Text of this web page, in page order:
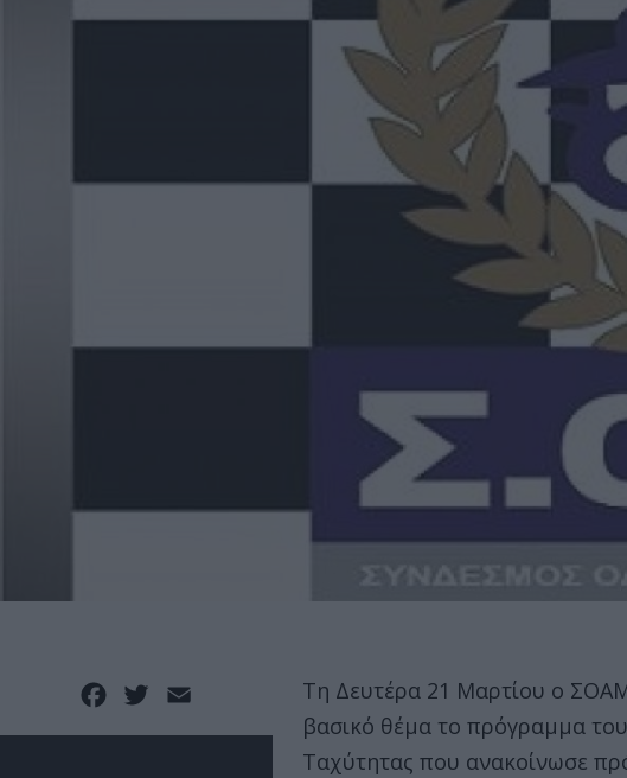
Facebook
Twitter
Τη Δευτέρα 21 Μαρτίου ο
βασικό θέμα το πρόγραμμα
Ταχύτητας που ανακοίνωσε